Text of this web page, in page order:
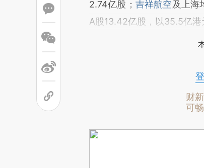
2.74亿股； 吉祥航空及上海
A股13.42亿股，以35.5亿港
财
可